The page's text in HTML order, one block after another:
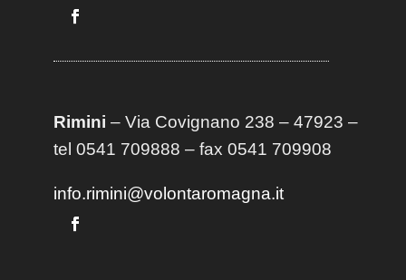
Rimini – Via Covignano 238 – 47923 –
tel 0541 709888 – fax 0541 709908
info.rimini@volontaromagna.it